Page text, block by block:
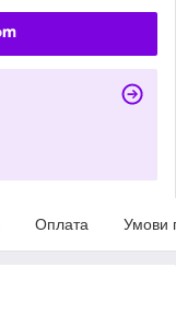
Оплата Умови